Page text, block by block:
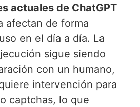
actuales de ChatGPT
afectan de forma
en el día a día. La
sigue siendo
con un humano,
intervención para
captchas, lo que